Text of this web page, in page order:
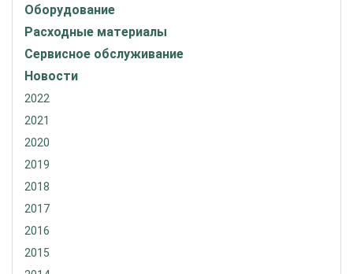
Оборудование
Расходные материалы
Сервисное обслуживание
Новости
2022
2021
2020
2019
2018
2017
2016
2015